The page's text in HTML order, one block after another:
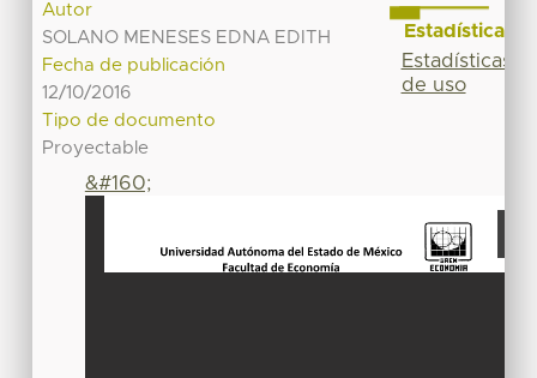
Autor
SOLANO MENESES EDNA EDITH
Fecha de publicación
12/10/2016
Tipo de documento
Proyectable
&#160;
Estadísticas
Estadísticas
de uso